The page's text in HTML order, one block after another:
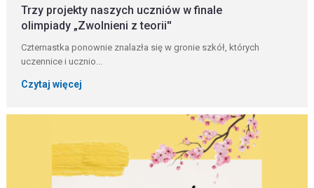
Trzy projekty naszych uczniów w finale
olimpiady „Zwolnieni z teorii''
Czternastka ponownie znalazła się w gronie szkół, których
uczennice i ucznio...
Czytaj więcej